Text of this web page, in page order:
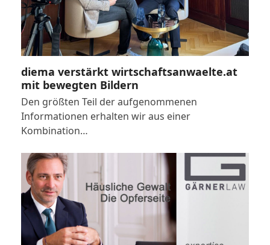
diema verstärkt wirtschaftsanwaelte.at
mit bewegten Bildern
Den größten Teil der aufgenommenen
Informationen erhalten wir aus einer
Kombination…